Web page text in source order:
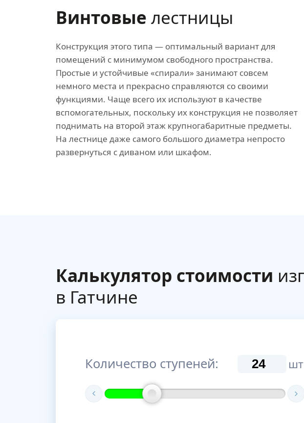
Винтовые лестницы
Конструкция этого типа — оптимальный вариант для
помещений с минимумом свободного пространства.
Простые и устойчивые «спирали» занимают совсем
немного места и прекрасно справляются со своими
функциями. Чаще всего их используют в качестве
вспомогательных, поскольку их конструкция не позволяет
поднимать на второй этаж крупногабаритные предметы.
На лестнице даже самого большого диаметра непросто
развернуться с диваном или шкафом.
Калькулятор стоимости
в Гатчине
Количество ступеней: шт